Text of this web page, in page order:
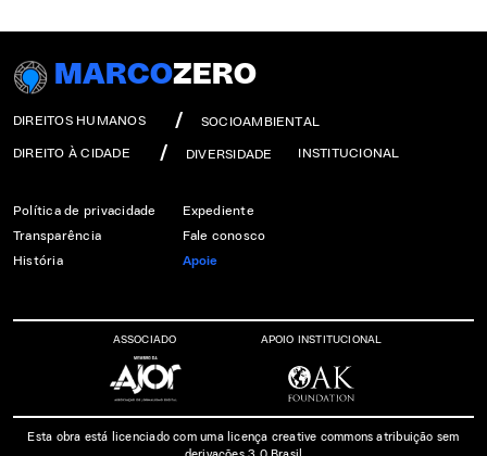
MARCOZERO
DIREITOS HUMANOS SOCIOAMBIENTAL
DIREITO À CIDADE DIVERSIDADE INSTITUCIONAL
Política de privacidade
Transparência
História
Expediente
Fale conosco
Apoie
ASSOCIADO APOIO INSTITUCIONAL
Esta obra está licenciado com uma licença creative commons atribuição sem